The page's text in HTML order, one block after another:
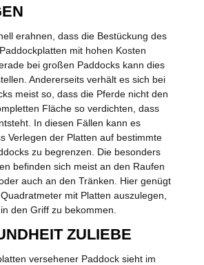
erahnen, dass die Bestückung des
mit hohen Kosten
bei großen Paddocks kann dies
Andererseits verhält es sich bei
meist so, dass die Pferde nicht den
Fläche so verdichten, dass
In diesen Fällen kann es
Verlegen der Platten auf bestimmte
zu begrenzen. Die besonders
befinden sich meist an den Raufen
auch an den Tränken. Hier genügt
mit Platten auszulegen,
den Griff zu bekommen.
ZULIEBE
versehener Paddock sieht im